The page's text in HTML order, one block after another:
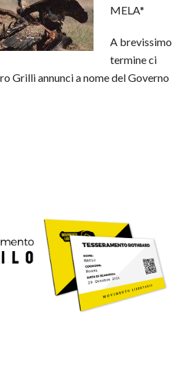
MELA*
A brevissimo
termine ci
Grilli annunci a nome del Governo